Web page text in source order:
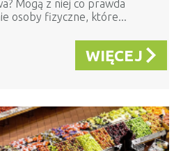
Mogą z niej co prawda
osoby fizyczne, które...
WIĘCEJ